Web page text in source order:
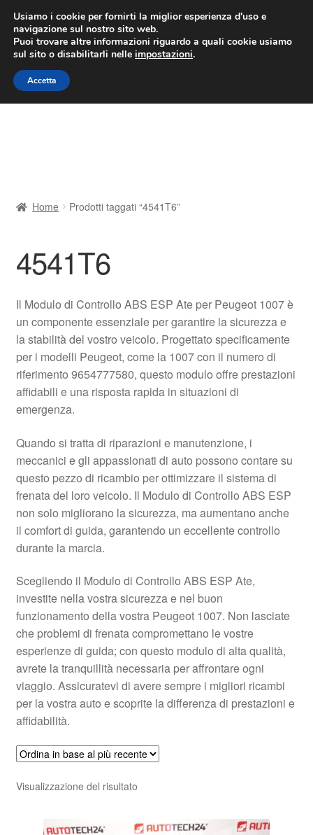
CONSEGNA da 7 EUR
Lun-Ven 9:00 - 16:00/800 580 290
Vai
alla
navigazione
Vai
al
contenuto
Contatto
Il mio account
Pagamenti
Politica sulla riservatezza
Procedura di Reclamo
Registratore di cassa
Rimostranza
Spedizione in tutto il mondo
Home Prodotti taggati “4541T6”
4541T6
Il Modulo di Controllo ABS ESP Ate per Peugeot 1007 è
un componente essenziale per garantire la sicurezza e
la stabilità del vostro veicolo. Progettato specificamente
per i modelli Peugeot, come la 1007 con il numero di
riferimento 9654777580, questo modulo offre prestazioni
affidabili e una risposta rapida in situazioni di
emergenza.
Quando si tratta di riparazioni e manutenzione, i
meccanici e gli appassionati di auto possono contare su
questo pezzo di ricambio per ottimizzare il sistema di
frenata del loro veicolo. Il Modulo di Controllo ABS ESP
non solo migliorano la sicurezza, ma aumentano anche
il comfort di guida, garantendo un eccellente controllo
durante la marcia.
Scegliendo il Modulo di Controllo ABS ESP Ate,
investite nella vostra sicurezza e nel buon
funzionamento della vostra Peugeot 1007. Non lasciate
che problemi di frenata compromettano le vostre
esperienze di guida; con questo modulo di alta qualità,
avrete la tranquillità necessaria per affrontare ogni
viaggio. Assicuratevi di avere sempre i migliori ricambi
per la vostra auto e scoprite la differenza di prestazioni e
affidabilità.
Visualizzazione del risultato
Usiamo i cookie per fornirti la miglior esperienza d'uso e
navigazione sul nostro sito web.
Puoi trovare altre informazioni riguardo a quali cookie usiamo
sul sito o disabilitarli nelle impostazioni.
Accetta